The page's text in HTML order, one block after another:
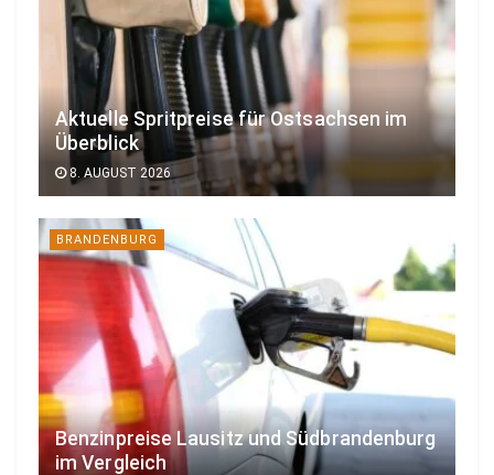
Aktuelle Spritpreise für Ostsachsen im
Überblick
8. AUGUST 2026
BRANDENBURG
Benzinpreise Lausitz und Südbrandenburg
im Vergleich